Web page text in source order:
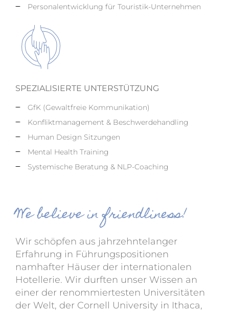
Personalentwicklung für Touristik-Unternehmen
SPEZIALISIERTE UNTERSTÜTZUNG
GfK (Gewaltfreie Kommunikation)
Konfliktmanagement & Beschwerdehandling
Human Design Sitzungen
Mental Health Training
Systemische Beratung & NLP-Coaching
We believe in friendliness!
Wir schöpfen aus jahrzehntelanger
Erfahrung in Führungspositionen
namhafter Häuser der internationalen
Hotellerie. Wir durften unser Wissen an
einer der renommiertesten Universitäten
der Welt, der Cornell University in Ithaca,